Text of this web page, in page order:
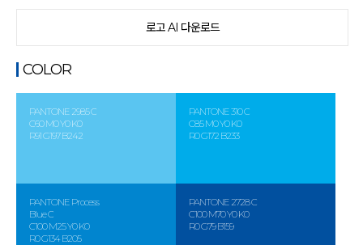
로고 AI 다운로드
COLOR
PANTONE 2985 C
C60 M0 Y0 K0
R91 G197 B242
PANTONE 310 C
C85 M0 Y0 K0
R0 G172 B233
PANTONE Process
Blue C
C100 M25 Y0 K0
R0 G134 B205
PANTONE 2728 C
C100 M70 Y0 K0
R0 G79 B159